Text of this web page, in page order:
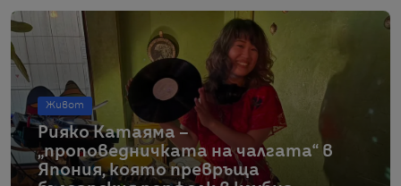
Живот
Рияко Катаяма –
„проповедничката на чалгата“ в
Япония, която превръща